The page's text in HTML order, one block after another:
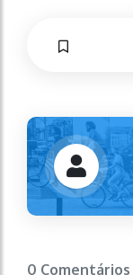
0 Comentários